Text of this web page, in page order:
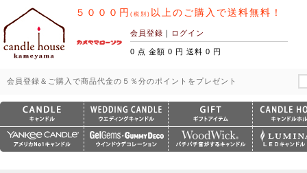
５０００円 (税別) 以上のご購入で送料無料！
会員登録 ｜ ログイン
0 点 金額 0 円 送料 0 円
会員登録＆ご購入で商品代金の５％分のポイントをプレゼント